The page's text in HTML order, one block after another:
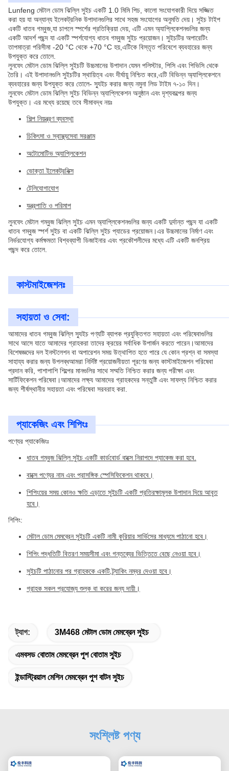
Lunfeng মেটাল ডোম ঝিল্লি সুইচ একটি 1.0 মিমি পিচ, কালো সংযোগকারী দিয়ে সজ্জিত
করা হয় যা অন্যান্য ইলেকট্রনিক উপাদানগুলির সাথে সহজ সংযোগের অনুমতি দেয়। সুইচ টাইপ
একটি ধাতব গম্বুজ,যা চাপলে স্পর্শের প্রতিক্রিয়া দেয়, এটি এমন অ্যাপ্লিকেশনগুলির জন্য
একটি আদর্শ পছন্দ যা একটি স্পর্শযোগ্য ধাতব গম্বুজ সুইচ প্রয়োজন। সুইচটির অপারেটিং
তাপমাত্রা পরিসীমা -20 °C থেকে +70 °C হয়,এটিকে বিস্তৃত পরিবেশে ব্যবহারের জন্য
উপযুক্ত করে তোলে.
লুনফেং মেটাল ডোম ঝিল্লি সুইচটি উচ্চমানের উপাদান যেমন পলিস্টার, পিসি এবং পিভিসি থেকে
তৈরি। এই উপাদানগুলি সুইচটির স্থায়িত্ব এবং দীর্ঘায়ু নিশ্চিত করে,এটি বিভিন্ন অ্যাপ্লিকেশনে
ব্যবহারের জন্য উপযুক্ত করে তোলে- স্যুইচ করার জন্য নমুনা লিড টাইম ৭-১০ দিন।
লুনফেং মেটাল ডোম ঝিল্লি সুইচ বিভিন্ন অ্যাপ্লিকেশন অনুষ্ঠান এবং দৃশ্যকল্পের জন্য
উপযুক্ত। এর মধ্যে রয়েছে তবে সীমাবদ্ধ নয়ঃ
শিল্প নিয়ন্ত্রণ ব্যবস্থা
চিকিৎসা ও স্বাস্থ্যসেবা সরঞ্জাম
অটোমোটিভ অ্যাপ্লিকেশন
ভোক্তা ইলেকট্রনিক্স
টেলিযোগাযোগ
যন্ত্রপাতি ও পরিমাপ
লুনফেং মেটাল গম্বুজ ঝিল্লি সুইচ এমন অ্যাপ্লিকেশনগুলির জন্য একটি দুর্দান্ত পছন্দ যা একটি
ধাতব গম্বুজ স্পর্শ সুইচ বা একটি ঝিল্লি সুইচ প্যাডের প্রয়োজন।এর উচ্চমানের নির্মাণ এবং
নির্ভরযোগ্য কর্মক্ষমতা বিশ্বব্যাপী ডিজাইনার এবং প্রকৌশলীদের মধ্যে এটি একটি জনপ্রিয়
পছন্দ করে তোলে.
কাস্টমাইজেশনঃ
সহায়তা ও সেবা:
আমাদের ধাতব গম্বুজ ঝিল্লি স্যুইচ পণ্যটি ব্যাপক প্রযুক্তিগত সহায়তা এবং পরিষেবাগুলির
সাথে আসে যাতে আমাদের গ্রাহকরা তাদের ক্রয়ের সর্বাধিক উপার্জন করতে পারেন।আমাদের
বিশেষজ্ঞদের দল ইনস্টলেশন বা অপারেশন সময় উত্থাপিত হতে পারে যে কোন প্রশ্ন বা সমস্যা
সাহায্য করার জন্য উপলব্ধআমরা নির্দিষ্ট প্রয়োজনীয়তা পূরণের জন্য কাস্টমাইজেশন পরিষেবা
প্রদান করি, পাশাপাশি শিল্পের মানগুলির সাথে সম্মতি নিশ্চিত করার জন্য পরীক্ষা এবং
সার্টিফিকেশন পরিষেবা।আমাদের লক্ষ্য আমাদের গ্রাহকদের সন্তুষ্টি এবং সাফল্য নিশ্চিত করার
জন্য শীর্ষস্থানীয় সহায়তা এবং পরিষেবা সরবরাহ করা.
প্যাকেজিং এবং শিপিংঃ
পণ্যের প্যাকেজিংঃ
ধাতব গম্বুজ ঝিল্লি সুইচ একটি কার্ডবোর্ড বাক্সে নিরাপদে প্যাকেজ করা হবে.
বাক্সে পণ্যের নাম এবং প্রাসঙ্গিক স্পেসিফিকেশন থাকবে।
শিপিংয়ের সময় কোনও ক্ষতি এড়াতে সুইচটি একটি প্রতিরক্ষামূলক উপাদান দিয়ে আবৃত
হবে।
শিপিং:
মেটাল ডোম মেমব্রেন সুইচটি একটি নামী কুরিয়ার সার্ভিসের মাধ্যমে পাঠানো হবে।
শিপিং পদ্ধতিটি বিতরণ সময়সীমা এবং গন্তব্যের ভিত্তিতে বেছে নেওয়া হবে।
সুইচটি পাঠানোর পর গ্রাহককে একটি ট্র্যাকিং নম্বর দেওয়া হবে।
গ্রাহক সকল প্রযোজ্য শুল্ক বা করের জন্য দায়ী।
ট্যাগ: 3M468 মেটাল ডোম মেমব্রেন সুইচ
এমবসড বোতাম মেমব্রেন পুশ বোতাম সুইচ
ইন্ডাস্ট্রিয়াল মেশিন মেমব্রেন পুশ বাটন সুইচ
সংশ্লিষ্ট পণ্য